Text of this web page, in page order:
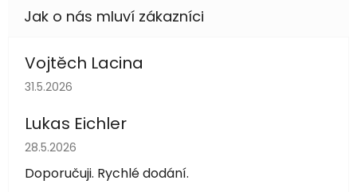
Vojtěch Lacina
Hodnocení obchodu je 5 z 5 hvězdiček.
31.5.2026
Lukas Eichler
Hodnocení obchodu je 5 z 5 hvězdiček.
28.5.2026
Doporučuji. Rychlé dodání.